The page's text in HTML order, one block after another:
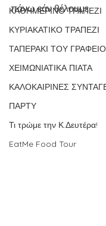
ΚΑΘΗΜΕΡΙΝΟ ΤΡΑΠΕΖΙ
ΚΥΡΙΑΚΑΤΙΚΟ ΤΡΑΠΕΖΙ
ΤΑΠΕΡΑΚΙ ΤΟΥ
ΧΕΙΜΩΝΙΑΤΙΚΑ ΠΙΑΤΑ
ΚΑΛΟΚΑΙΡΙΝΕΣ
ΠΑΡΤΥ
Τι τρώμε την Κ.Δευτέρα!
EatMe Food Tour
πάνω εάν θέλουμε